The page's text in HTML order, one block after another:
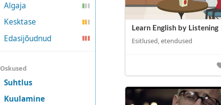
Algaja
Kesktase
Edasijõudnud
Oskused
Suhtlus
Kuulamine
Learn English by Listening
Esitlused, etendused